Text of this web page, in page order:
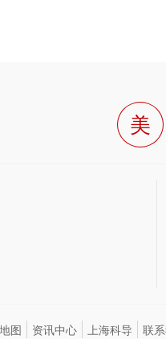
美
图 资讯中心 上海科导 联